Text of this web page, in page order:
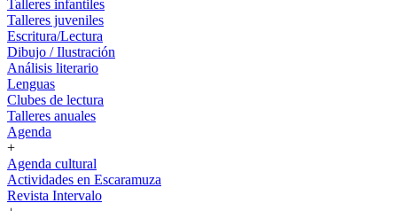
Talleres infantiles
Talleres juveniles
Escritura/Lectura
Dibujo / Ilustración
Análisis literario
Lenguas
Clubes de lectura
Talleres anuales
Agenda
+
Agenda cultural
Actividades en Escaramuza
Revista Intervalo